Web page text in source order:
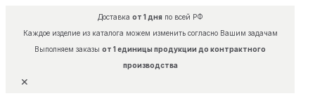
Доставка от 1 дняпо всей РФ
Каждое изделие из каталога можем изменить согласно Вашим задачам
Выполняем заказы от 1 единицы продукции до контрактного
производства
✕